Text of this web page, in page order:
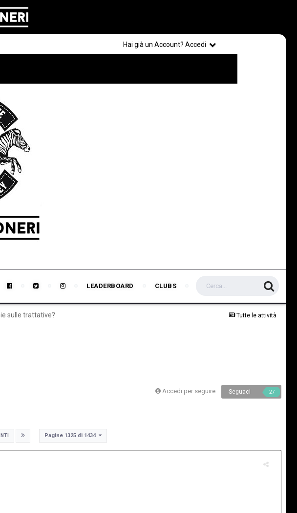
Hai già un Account? Accedi
LEADERBOARD CLUBS
Tutte le attività
sulle trattative?
Accedi per seguire Seguaci 27
Pagine 1325 di 1434